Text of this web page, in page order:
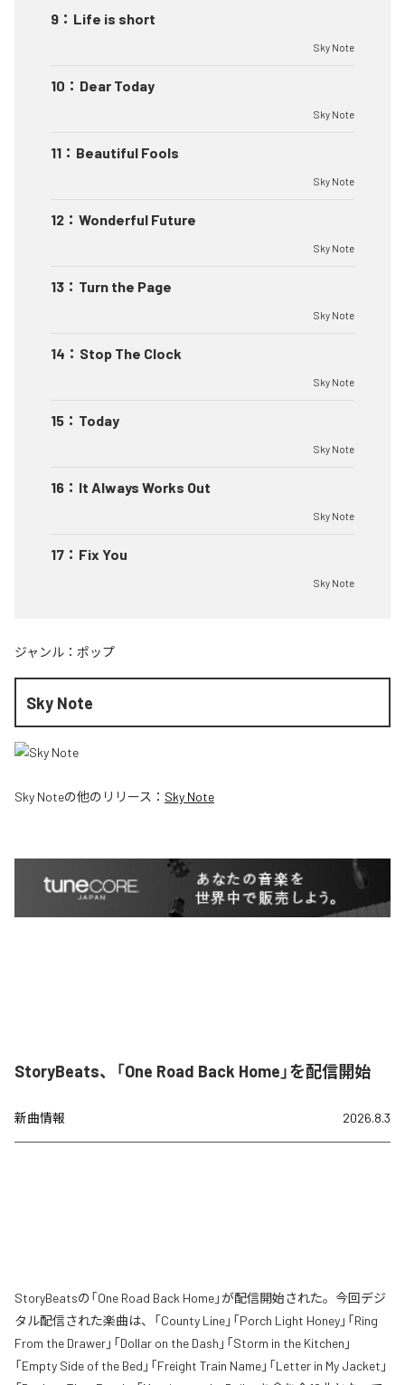
9 ： Life is short
Sky Note
10 ： Dear Today
Sky Note
11 ： Beautiful Fools
Sky Note
12 ： Wonderful Future
Sky Note
13 ： Turn the Page
Sky Note
14 ： Stop The Clock
Sky Note
15 ： Today
Sky Note
16 ： It Always Works Out
Sky Note
17 ： Fix You
Sky Note
ジャンル： ポップ
Sky Note
Sky Noteの他のリリース： Sky Note
StoryBeats、「One Road Back Home」を配信開始
新曲情報 2026.8.3
StoryBeatsの「One Road Back Home」が配信開始された。今回デジ
タル配信された楽曲は、「County Line」「Porch Light Honey」「Ring
From the Drawer」「Dollar on the Dash」「Storm in the Kitchen」
「Empty Side of the Bed」「Freight Train Name」「Letter in My Jacket」